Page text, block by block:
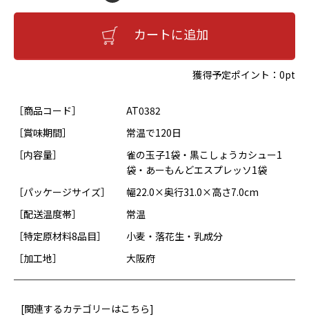
カートに追加
獲得予定ポイント：0pt
［商品コード］
AT0382
［賞味期間］
常温で120日
［内容量］
雀の玉子1袋・黒こしょうカシュー1
袋・あーもんどエスプレッソ1袋
［パッケージサイズ］
幅22.0×奥行31.0×高さ7.0cm
［配送温度帯］
常温
［特定原材料8品目］
小麦・落花生・乳成分
［加工地］
大阪府
[関連するカテゴリーはこちら]